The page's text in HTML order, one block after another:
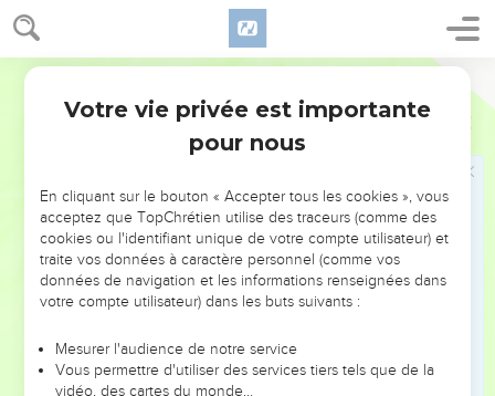
Genèse 27
Jacob s'enfuit chez son oncle Laban
dont son père l’avait béni. Ésaü disait en son cœur : Les jours
du deuil de mon père approchent, et je tuerai mon frère
On rapporta à Rébecca les paroles d’Ésaü, son fils aîné.
Elle fit alors appeler Jacob, son fils cadet, et lui dit : Voici que
ton frère Ésaü veut tirer vengeance de toi, en te tuant.
Maintenant, mon fils, écoute ma voix ! Lève-toi, va te
réfugier chez mon frère Laban, à Harân.
Tu resteras auprès de lui quelque temps, jusqu’à ce que la
fureur de ton frère soit calmée.
Votre vie privée est importante
pour nous
En cliquant sur le bouton « Accepter tous les cookies », vous
acceptez que TopChrétien utilise des traceurs (comme des
cookies ou l'identifiant unique de votre compte utilisateur) et
traite vos données à caractère personnel (comme vos
données de navigation et les informations renseignées dans
votre compte utilisateur) dans les buts suivants :
Mesurer l'audience de notre service
Vous permettre d'utiliser des services tiers tels que de la
vidéo, des cartes du monde…